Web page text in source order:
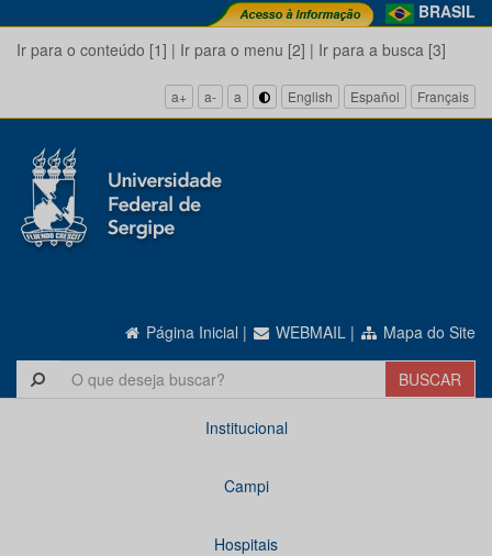
BRASIL
Ir para o conteúdo [1] | Ir para o menu [2] | Ir para a busca [3]
a+ a- a English Español Français
Página Inicial | WEBMAIL | Mapa do Site
Institucional
Campi
Hospitais